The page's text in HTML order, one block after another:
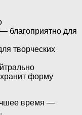
благоприятно для
творческих
форму
время —